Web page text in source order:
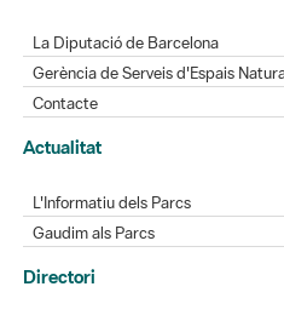
La Diputació de Barcelona
Gerència de Serveis d'Espais
Contacte
Actualitat
L'Informatiu dels Parcs
Gaudim als Parcs
Directori